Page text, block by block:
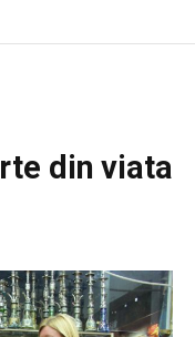
din viata